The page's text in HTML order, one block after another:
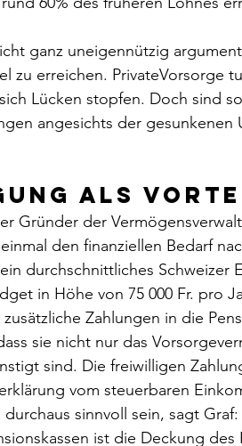
ganz uneigennützig
zu erreichen. PrivateVorsorge
Lücken stopfen. Doch sind
angesichts der gesunkenen
als
Gründer der
den finanziellen Bedarf
durchschnittliches Schweizer
in Höhe von 75 000 Fr. pro
Zahlungen in die
sie nicht nur das
sind. Die freiwilligen
vom steuerbaren
sinnvoll sein, sagt
ist die Deckung des